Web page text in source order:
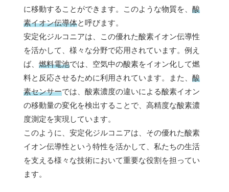
に移動することができます。このような物質を、 酸
素イオン伝導体と呼びます。
安定化ジルコニアは、この優れた酸素イオン伝導性
を活かして、様々な分野で応用されています。例え
ば、 燃料電池では、空気中の酸素をイオン化して燃
料と反応させるために利用されています。また、 酸
素センサーでは、酸素濃度の違いによる酸素イオン
の移動量の変化を検出することで、高精度な酸素濃
度測定を実現しています。
このように、安定化ジルコニアは、その優れた酸素
イオン伝導性という特性を活かして、私たちの生活
を支える様々な技術において重要な役割を担ってい
ます。